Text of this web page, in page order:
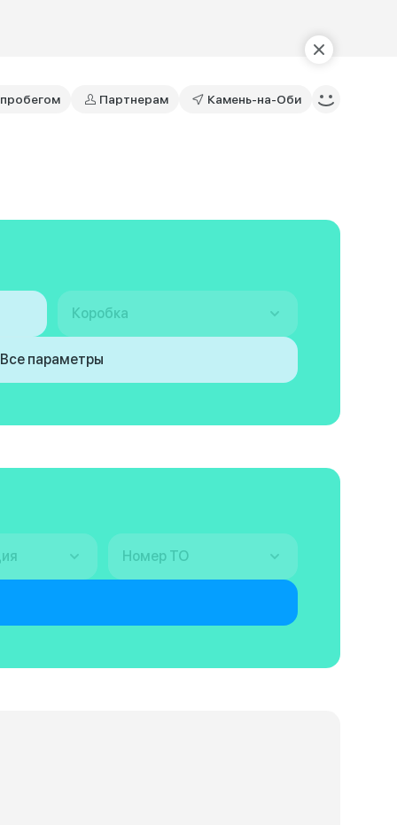
Партнерам Камень-на-Оби
Коробка
Все параметры
Номер ТО